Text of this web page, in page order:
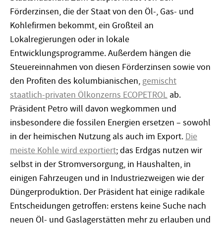
Förderzinsen, die der Staat von den Öl-, Gas- und
Kohlefirmen bekommt, ein Großteil an
Lokalregierungen oder in lokale
Entwicklungsprogramme. Außerdem hängen die
Steuereinnahmen von diesen Förderzinsen sowie von
den Profiten des kolumbianischen, gemischt
staatlich-privaten Ölkonzerns ECOPETROL ab.
Präsident Petro will davon wegkommen und
insbesondere die fossilen Energien ersetzen – sowohl
in der heimischen Nutzung als auch im Export. Die
meiste Kohle wird exportiert; das Erdgas nutzen wir
selbst in der Stromversorgung, in Haushalten, in
einigen Fahrzeugen und in Industriezweigen wie der
Düngerproduktion. Der Präsident hat einige radikale
Entscheidungen getroffen: erstens keine Suche nach
neuen Öl- und Gaslagerstätten mehr zu erlauben und